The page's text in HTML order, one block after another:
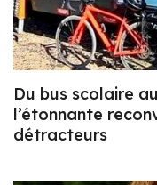
Du bus scolaire
l’étonnante
détracteurs